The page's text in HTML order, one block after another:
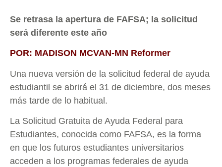
Se retrasa la apertura de FAFSA; la solicitud
será diferente este año
POR: MADISON MCVAN-MN Reformer
Una nueva versión de la solicitud federal de ayuda
estudiantil se abrirá el 31 de diciembre, dos meses
más tarde de lo habitual.
La Solicitud Gratuita de Ayuda Federal para
Estudiantes, conocida como FAFSA, es la forma
en que los futuros estudiantes universitarios
acceden a los programas federales de ayuda